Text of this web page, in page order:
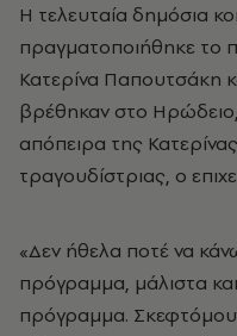
Η τελευταία δημόσια
πραγματοποιήθηκε το
Κατερίνα Παπουτσάκη
βρέθηκαν στο
απόπειρα της
τραγουδίστριας, ο
«Δεν ήθελα ποτέ να
πρόγραμμα, μάλιστα
πρόγραμμα.